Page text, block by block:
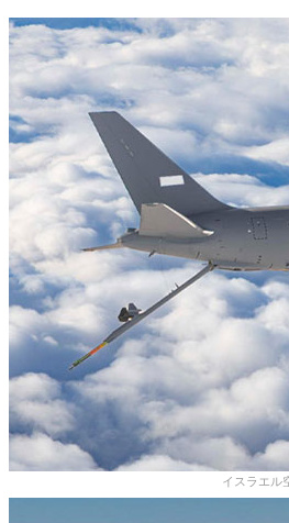
イスラエル